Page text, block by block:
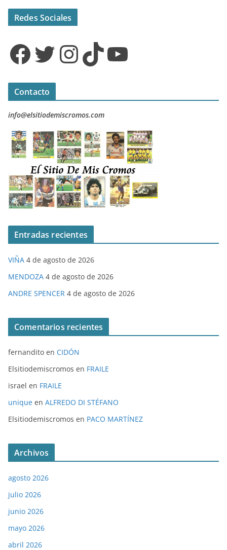
Redes Sociales
Facebook Twitter InstagramTikTok YouTube
Contacto
info@elsitiodemiscromos.com
Entradas recientes
VIÑA 4 de agosto de 2026
MENDOZA 4 de agosto de 2026
ANDRE SPENCER 4 de agosto de 2026
Comentarios recientes
fernandito en CIDÓN
Elsitiodemiscromos en FRAILE
israel en FRAILE
unique en ALFREDO DI STÉFANO
Elsitiodemiscromos en PACO MARTÍNEZ
Archivos
agosto 2026
julio 2026
junio 2026
mayo 2026
abril 2026